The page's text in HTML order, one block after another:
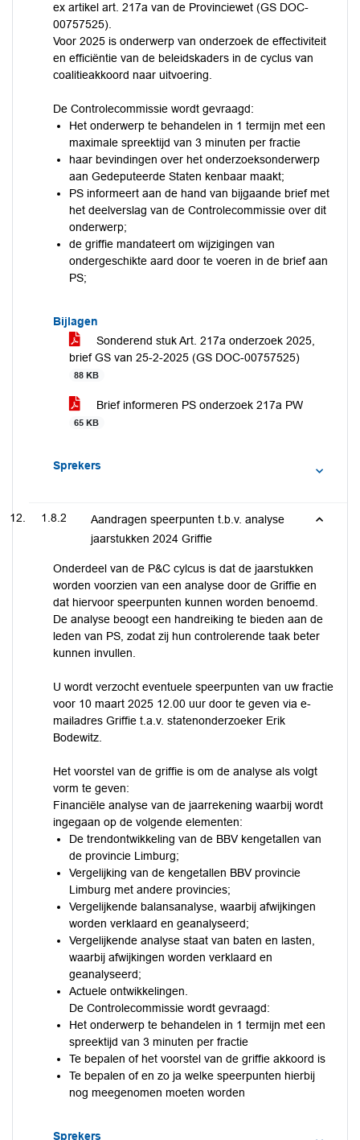
ex artikel art. 217a van de Provinciewet (GS DOC-
00757525).
Voor 2025 is onderwerp van onderzoek de effectiviteit
en efficiëntie van de beleidskaders in de cyclus van
coalitieakkoord naar uitvoering.
De Controlecommissie wordt gevraagd:
Het onderwerp te behandelen in 1 termijn met een
maximale spreektijd van 3 minuten per fractie
haar bevindingen over het onderzoeksonderwerp
aan Gedeputeerde Staten kenbaar maakt;
PS informeert aan de hand van bijgaande brief met
het deelverslag van de Controlecommissie over dit
onderwerp;
de griffie mandateert om wijzigingen van
ondergeschikte aard door te voeren in de brief aan
PS;
Bijlagen
Sonderend stuk Art. 217a onderzoek 2025,
brief GS van 25-2-2025 (GS DOC-00757525)
88 KB
Brief informeren PS onderzoek 217a PW
65 KB
Sprekers
1.8.2
Aandragen speerpunten t.b.v. analyse
jaarstukken 2024 Griffie
Onderdeel van de P&C cylcus is dat de jaarstukken
worden voorzien van een analyse door de Griffie en
dat hiervoor speerpunten kunnen worden benoemd.
De analyse beoogt een handreiking te bieden aan de
leden van PS, zodat zij hun controlerende taak beter
kunnen invullen.
U wordt verzocht eventuele speerpunten van uw fractie
voor 10 maart 2025 12.00 uur door te geven via e-
mailadres Griffie t.a.v. statenonderzoeker Erik
Bodewitz.
Het voorstel van de griffie is om de analyse als volgt
vorm te geven:
Financiële analyse van de jaarrekening waarbij wordt
ingegaan op de volgende elementen:
De trendontwikkeling van de BBV kengetallen van
de provincie Limburg;
Vergelijking van de kengetallen BBV provincie
Limburg met andere provincies;
Vergelijkende balansanalyse, waarbij afwijkingen
worden verklaard en geanalyseerd;
Vergelijkende analyse staat van baten en lasten,
waarbij afwijkingen worden verklaard en
geanalyseerd;
Actuele ontwikkelingen.
De Controlecommissie wordt gevraagd:
Het onderwerp te behandelen in 1 termijn met een
spreektijd van 3 minuten per fractie
Te bepalen of het voorstel van de griffie akkoord is
Te bepalen of en zo ja welke speerpunten hierbij
nog meegenomen moeten worden
Sprekers